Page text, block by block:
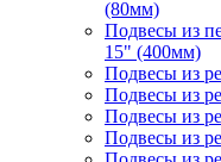
(80мм)
Подвесы из
15" (400мм)
Подвесы из
Подвесы из
Подвесы из
Подвесы из